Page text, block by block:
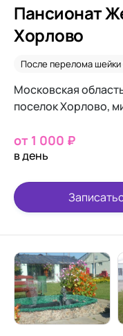
Пансионат
Хорлово
После перелома
Московская
поселок Хорлово,
от 1 000 ₽
в день